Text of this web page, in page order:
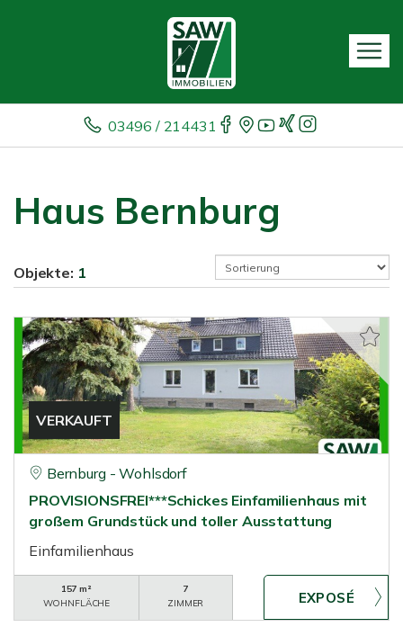
03496 / 214431
Haus Bernburg
Objekte: 1
VERKAUFT
Bernburg - Wohlsdorf
PROVISIONSFREI***Schickes Einfamilienhaus mit
großem Grundstück und toller Ausstattung
Einfamilienhaus
157 m²
WOHNFLÄCHE
7
ZIMMER